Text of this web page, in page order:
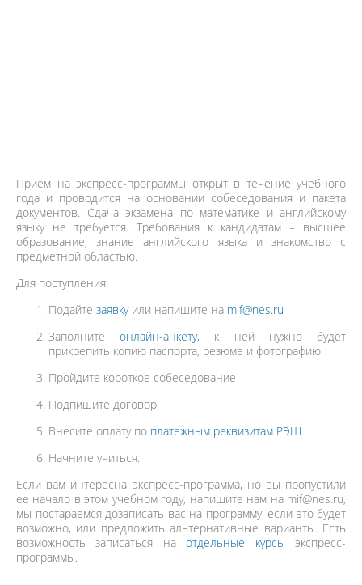
Прием на экспресс-программы открыт в течение учебного
года и проводится на основании собеседования и пакета
документов. Сдача экзамена по математике и английскому
языку не требуется. Требования к кандидатам – высшее
образование, знание английского языка и знакомство с
предметной областью.
Для поступления:
Подайте заявкуили напишите на mif@nes.ru
Заполнитеонлайн-анкету, к ней нужно будет
прикрепить копию паспорта, резюме и фотографию
Пройдите короткое собеседование
Подпишите договор
Внесите оплату по платежным реквизитам РЭШ
Начните учиться.
Если вам интересна экспресс-программа, но вы пропустили
ее начало в этом учебном году, напишите нам на mif@nes.ru,
мы постараемся дозаписать вас на программу, если это будет
возможно, или предложить альтернативные варианты. Есть
возможность записаться наотдельные курсы экспресс-
программы.